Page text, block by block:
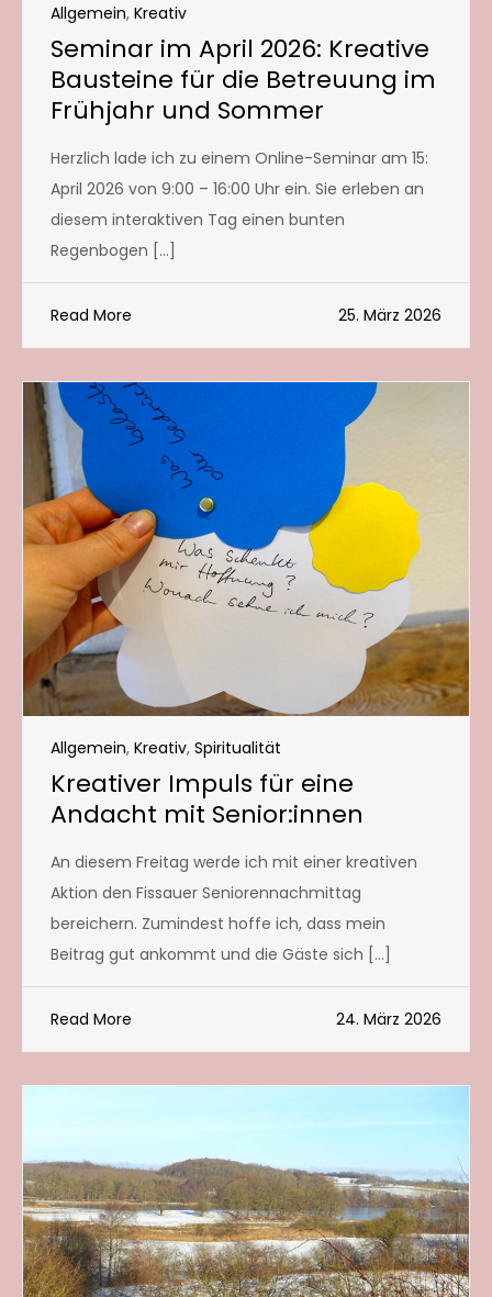
Allgemein, Kreativ
Seminar im April 2026: Kreative
Bausteine für die Betreuung im
Frühjahr und Sommer
Herzlich lade ich zu einem Online-Seminar am 15:
April 2026 von 9:00 – 16:00 Uhr ein. Sie erleben an
diesem interaktiven Tag einen bunten
Regenbogen […]
Read More 25. März 2026
Allgemein, Kreativ, Spiritualität
Kreativer Impuls für eine
Andacht mit Senior:innen
An diesem Freitag werde ich mit einer kreativen
Aktion den Fissauer Seniorennachmittag
bereichern. Zumindest hoffe ich, dass mein
Beitrag gut ankommt und die Gäste sich […]
Read More 24. März 2026